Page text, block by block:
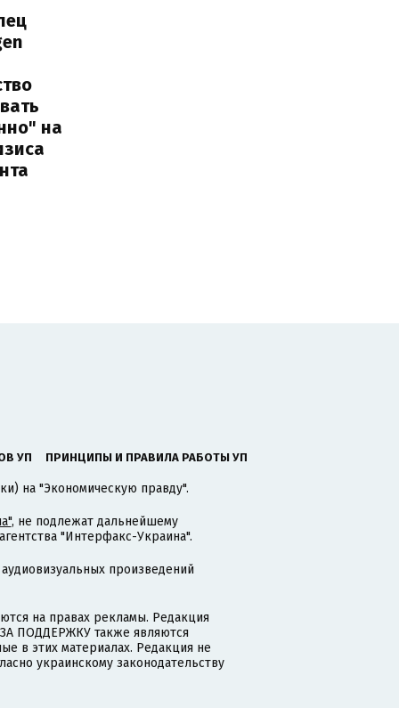
на
УП ПРИНЦИПЫ И ПРАВИЛА РАБОТЫ УП
на "Экономическую правду".
, не подлежат дальнейшему
"Интерфакс-Украина".
произведений
на правах рекламы. Редакция
ПОДДЕРЖКУ также являются
в этих материалах. Редакция не
украинскому законодательству